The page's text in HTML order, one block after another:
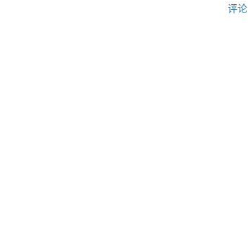
评论